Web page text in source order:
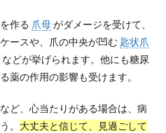
作る 爪母がダメージを受けて、
ースや、爪の中央が凹む 匙状爪
どが挙げられます。他にも糖尿
薬の作用の影響も受けます。
ど、心当たりがある場合は、病
。 大丈夫と信じて、見過ごして